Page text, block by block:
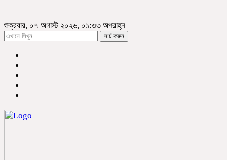
শুক্রবার, ০৭ অগাস্ট ২০২৬, ০১:৩৩ অপরাহ্ন
সার্চ করুন